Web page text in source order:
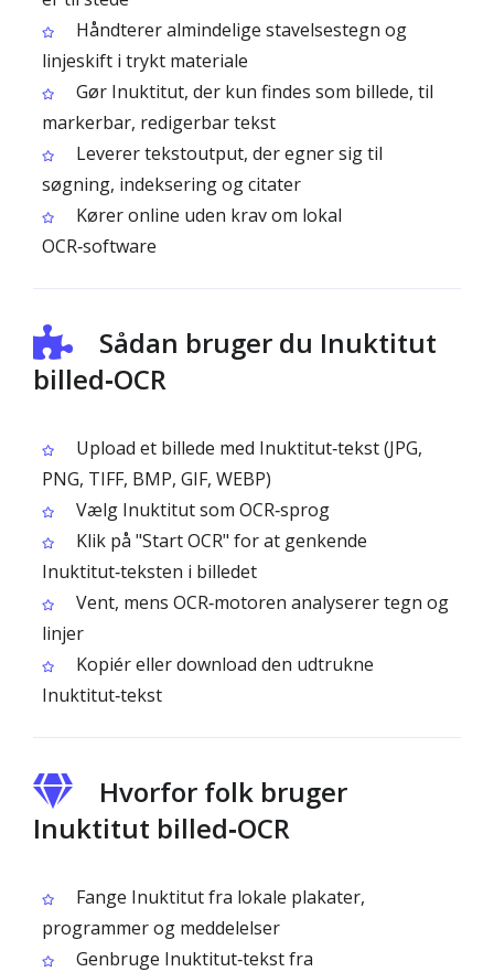
Håndterer almindelige stavelses­tegn og
linjeskift i trykt materiale
Gør Inuktitut, der kun findes som billede, til
markerbar, redigerbar tekst
Leverer tekstoutput, der egner sig til
søgning, indeksering og citater
Kører online uden krav om lokal
OCR‑software
Sådan bruger du Inuktitut
billed‑OCR
Upload et billede med Inuktitut‑tekst (JPG,
PNG, TIFF, BMP, GIF, WEBP)
Vælg Inuktitut som OCR‑sprog
Klik på "Start OCR" for at genkende
Inuktitut‑teksten i billedet
Vent, mens OCR‑motoren analyserer tegn og
linjer
Kopiér eller download den udtrukne
Inuktitut‑tekst
Hvorfor folk bruger
Inuktitut billed‑OCR
Fange Inuktitut fra lokale plakater,
programmer og meddelelser
Genbruge Inuktitut‑tekst fra